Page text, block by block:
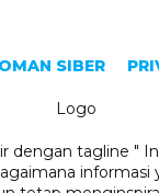
SIBER
dengan tagline "
informasi